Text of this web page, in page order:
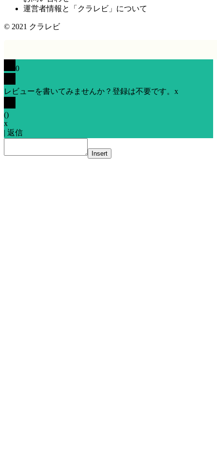
運営者情報と「クラレビ」について
© 2021 クラレビ
0
レビューを書いてみませんか？登録は不要です。 x
()
x
| 返信
Insert